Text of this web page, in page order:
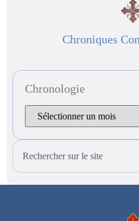
Chroniques
Chronologie